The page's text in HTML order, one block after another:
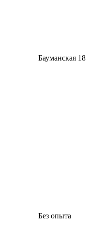
Бауманская 18
Без опыта